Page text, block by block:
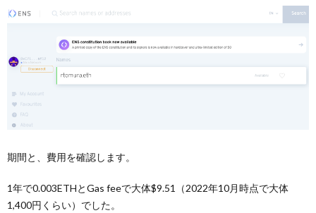
期間と、費用を確認します。
1年で0.003ETHとGas feeで大体$9.51（2022年10月時点で大体
1,400円くらい）でした。